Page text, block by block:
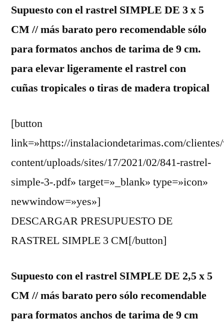
Supuesto con el rastrel SIMPLE DE 3 x 5
CM // más barato pero recomendable sólo
para formatos anchos de tarima de 9 cm.
para elevar ligeramente el rastrel con
cuñas tropicales o tiras de madera tropical
[button
link=»https://instalaciondetarimas.com/
content/uploads/sites/17/2021/02/841-rastrel-
simple-3-.pdf» target=»_blank» type=»icon»
newwindow=»yes»]
DESCARGAR PRESUPUESTO DE
RASTREL SIMPLE 3 CM[/button]
Supuesto con el rastrel SIMPLE DE 2,5 x 5
CM // más barato pero sólo recomendable
para formatos anchos de tarima de 9 cm